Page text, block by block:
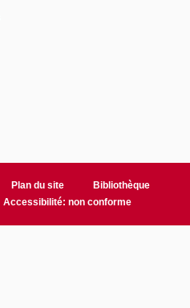
Plan du site
Bibliothèque
Accessibilité: non conforme